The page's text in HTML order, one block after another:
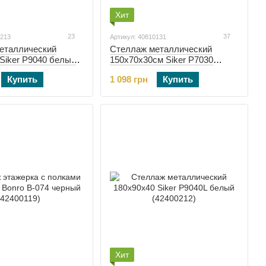
23
P9040 белый
Купить
Хит
Артикул: 40810131 37
Стеллаж металлический
150х70х30см Siker P7030
черный (40810131)
1 098 грн
Купить
Хит